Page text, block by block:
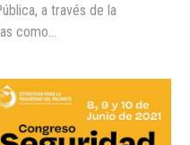
a través de la
como…